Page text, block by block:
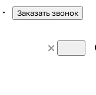
Заказать звонок